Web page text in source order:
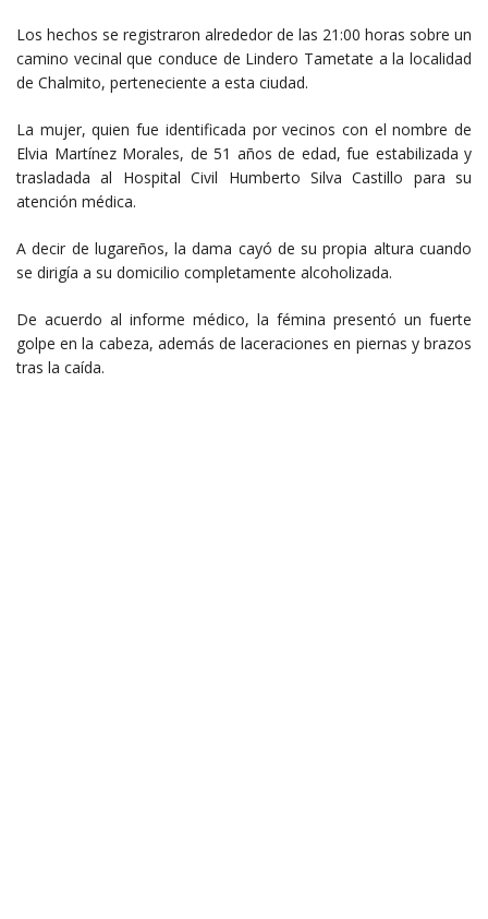
Los hechos se registraron alrededor de las 21:00 horas sobre un
camino vecinal que conduce de Lindero Tametate a la localidad
de Chalmito, perteneciente a esta ciudad.
La mujer, quien fue identificada por vecinos con el nombre de
Elvia Martínez Morales, de 51 años de edad, fue estabilizada y
trasladada al Hospital Civil Humberto Silva Castillo para su
atención médica.
A decir de lugareños, la dama cayó de su propia altura cuando
se dirigía a su domicilio completamente alcoholizada.
De acuerdo al informe médico, la fémina presentó un fuerte
golpe en la cabeza, además de laceraciones en piernas y brazos
tras la caída.